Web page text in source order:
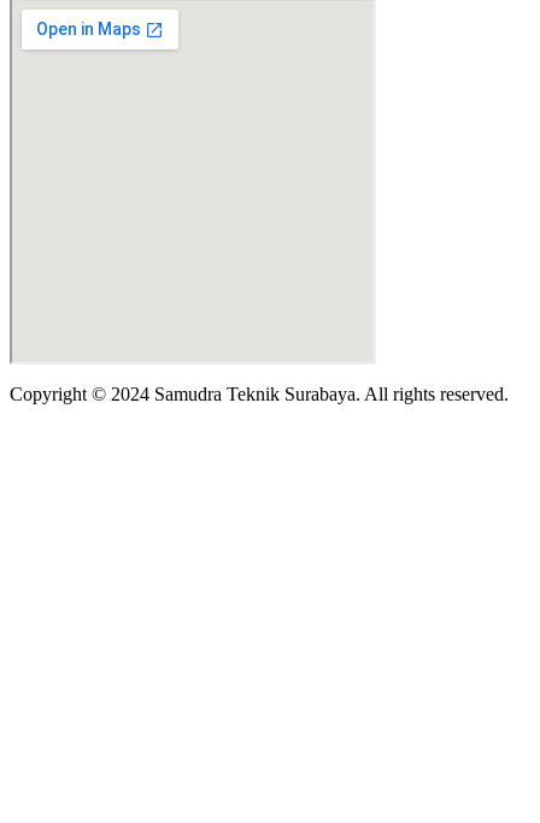
Copyright © 2024 Samudra Teknik Surabaya. All rights reserved.